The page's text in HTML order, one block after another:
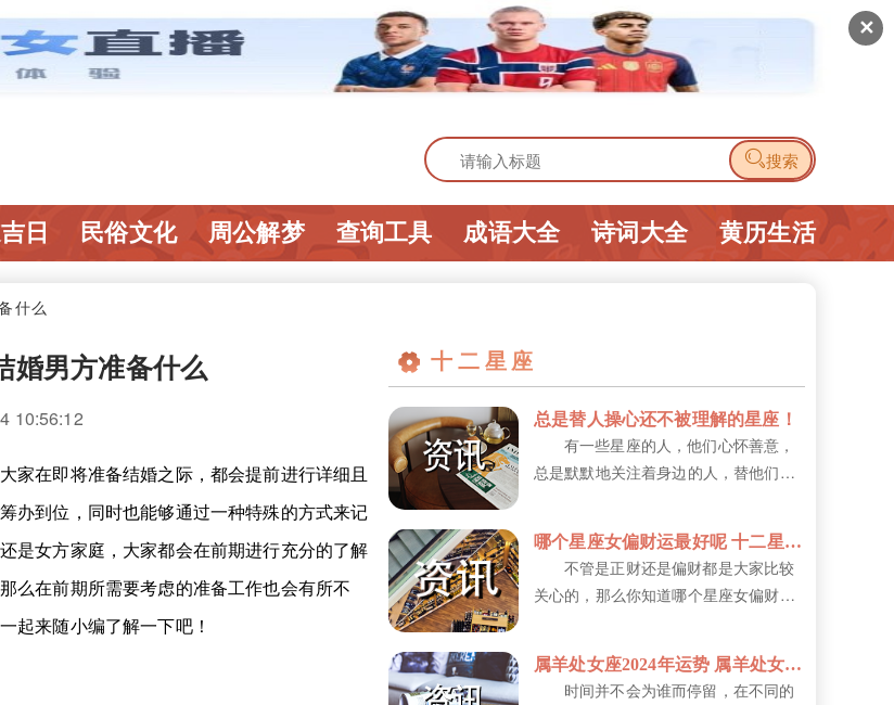
✕
搜索
日 民俗文化 周公解梦 查询工具 成语大全 诗词大全 黄历生活
什么
婚男方准备什么
10:56:12
在即将准备结婚之际，都会提前进行详细且
办到位，同时也能够通过一种特殊的方式来记
是女方家庭，大家都会在前期进行充分的了解
么在前期所需要考虑的准备工作也会有所不
起来随小编了解一下吧！
十二星座
总是替人操心还不被理解的星座！
有一些星座的人，他们心怀善意，
总是默默地关注着身边的人，替他们操
哪个星座女偏财运最好呢 十二星座一生财运排行榜
不管是正财还是偏财都是大家比较
关心的，那么你知道哪个星座女偏财运
属羊处女座2024年运势 属羊处女座的性格特征
时间并不会为谁而停留，在不同的